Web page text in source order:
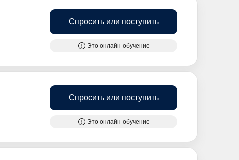
Спросить или поступить
Это онлайн-обучение
Спросить или поступить
Это онлайн-обучение